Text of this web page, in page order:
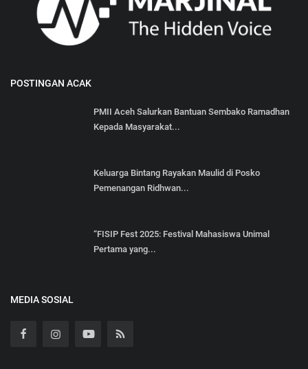
POSTINGAN ACAK
PMII Aceh Salurkan Bantuan Sembako Ramadhan
Kepada Masyarakat...
Keluarga Bintang Rayakan Maulid di Posko
Pemenangan Ridhwan...
“FISIP Fest 2025: Festival Mahasiswa Unimal
Pertama yang...
MEDIA SOSIAL